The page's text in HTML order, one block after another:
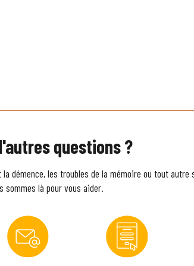
questions ?
démence, les troubles de la mémoire ou tout autre
sommes là pour vous aider.